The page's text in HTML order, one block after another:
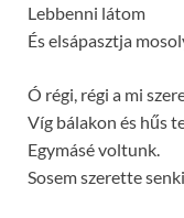
Lebbenni látom
És elsápasztja
Ó régi, régi a mi
Víg bálakon és hűs
Egymásé voltunk.
Sosem szerette